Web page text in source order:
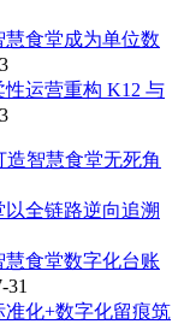
食堂成为单位数
运营重构 K12 与
智慧食堂无死角
全链路逆向追溯
食堂数字化台账
31
化+数字化留痕筑